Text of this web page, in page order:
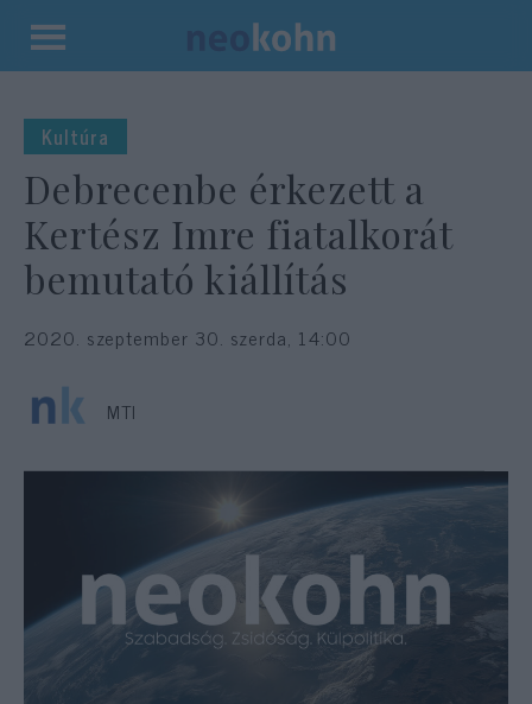
Kilépés
tartalomba
Kultúra
Debrecenbe érkezett a
Kertész Imre fiatalkorát
bemutató kiállítás
2020. szeptember 30. szerda, 14:00
MTI